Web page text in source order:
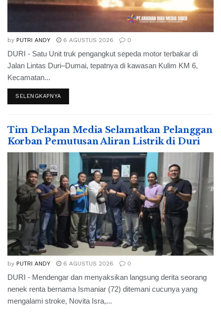
by PUTRI ANDY 6 AGUSTUS 2026 0
DURI - Satu Unit truk pengangkut sepeda motor terbakar di
Jalan Lintas Duri–Dumai, tepatnya di kawasan Kulim KM 6,
Kecamatan...
SELENGKAPNYA
Tim Delapan Media Selamatkan Pelanggan
Korban Pemutusan Aliran Listrik di Duri
by PUTRI ANDY 6 AGUSTUS 2026 0
DURI - Mendengar dan menyaksikan langsung derita seorang
nenek renta bernama Ismaniar (72) ditemani cucunya yang
mengalami stroke, Novita Isra,...